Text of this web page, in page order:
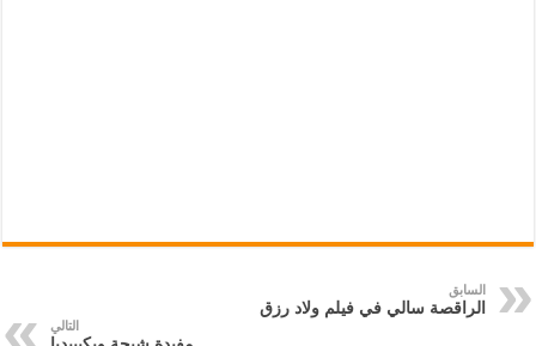
السابق
الراقصة سالي في فيلم ولاد رزق
التالي